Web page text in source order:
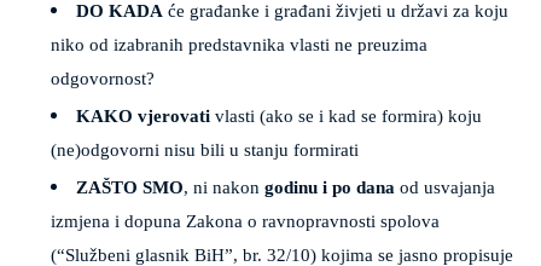
DO KADA će građanke i građani živjeti u državi za koju
niko od izabranih predstavnika vlasti ne preuzima
odgovornost?
KAKO vjerovativlasti (ako se i kad se formira) koju
(ne)odgovorni nisu bili u stanju formirati
ZAŠTO SMO, ni nakongodinu i po dana od usvajanja
izmjena i dopuna Zakona o ravnopravnosti spolova
(“Službeni glasnik BiH”, br. 32/10) kojima se jasno propisuje